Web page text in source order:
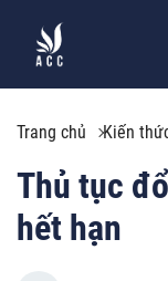
Trang chủ Kiến
Thủ tục
hết hạn